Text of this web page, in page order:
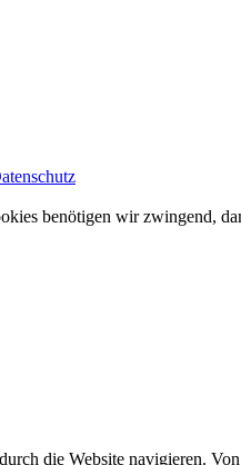
benötigen wir zwingend,
die Website navigieren.